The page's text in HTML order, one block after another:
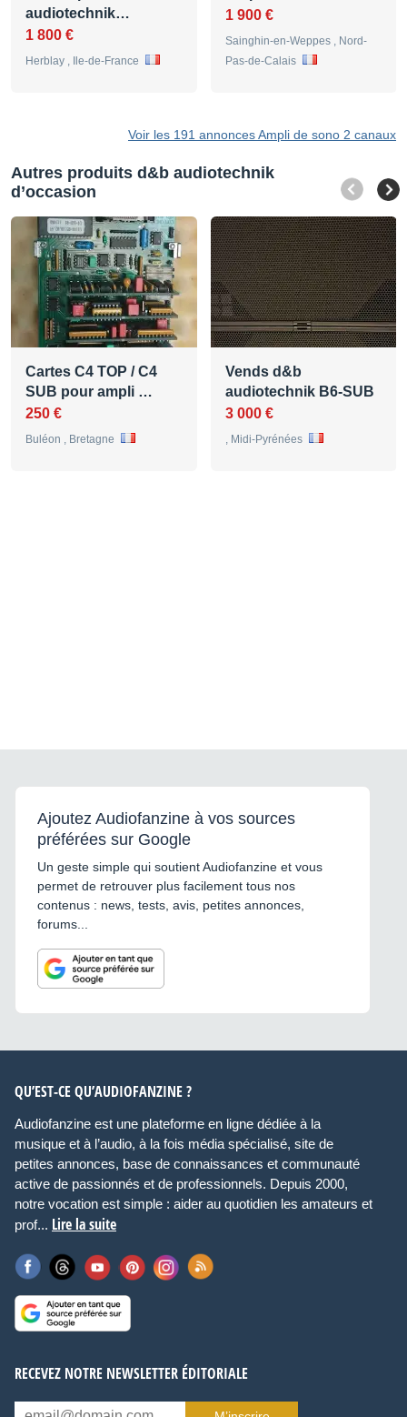
audiotechnik…
1 800 €
Herblay , Ile-de-France
1 900 €
Sainghin-en-Weppes , Nord-
Pas-de-Calais
Voir les 191 annonces Ampli de sono 2 canaux
Autres produits d&b audiotechnik
d’occasion
Cartes C4 TOP / C4
SUB pour ampli …
250 €
Buléon , Bretagne
Vends d&b
audiotechnik B6-SUB
3 000 €
, Midi-Pyrénées
Ajoutez Audiofanzine à vos sources
préférées sur Google
Un geste simple qui soutient Audiofanzine et vous
permet de retrouver plus facilement tous nos
contenus : news, tests, avis, petites annonces,
forums...
QU’EST-CE QU’AUDIOFANZINE ?
Audiofanzine est une plateforme en ligne dédiée à la
musique et à l’audio, à la fois média spécialisé, site de
petites annonces, base de connaissances et communauté
active de passionnés et de professionnels. Depuis 2000,
notre vocation est simple : aider au quotidien les amateurs et
prof... Lire la suite
RECEVEZ NOTRE NEWSLETTER ÉDITORIALE